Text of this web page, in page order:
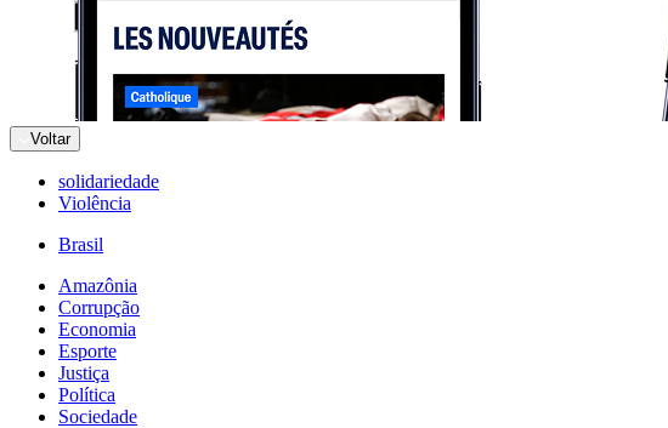
Voltar
solidariedade
Violência
Brasil
Amazônia
Corrupção
Economia
Esporte
Justiça
Política
Sociedade